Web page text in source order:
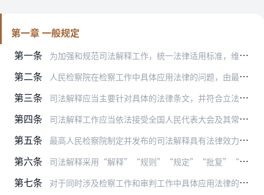
第一章 一般规定
第一条
为加强和规范司法解释工作，统一法律适用标准，维护司法公正，根据《中华人民共和国人民检察院组织法》《全国人民代表大会常务委员会关于加强法律解释工作的决议》等法律规…
第二条 人民检察院在检察工作中具体应用法律的问题，由最高人民检察院作出司法解释。
第三条 司法解释应当主要针对具体的法律条文，并符合立法的目的、原则和原意。
第四条 司法解释工作应当依法接受全国人民代表大会及其常务委员会的监督。
第五条 最高人民检察院制定并发布的司法解释具有法律效力。人民检察院在起诉书、抗诉书、检察建议书等法律文书中，需要引用法律和司法解释的，应当先援引法律，后援引司法解释。
第六条 司法解释采用“解释”“规则”“规定”“批复”“决定”等形式，统一编排最高人民检察院司法解释文号。
第七条 对于同时涉及检察工作和审判工作中具体应用法律的问题，最高人民检察院应当商请最高人民法院联合制定司法解释。对于最高人民法院商请最高人民检察院联合制定司法解释的，最…